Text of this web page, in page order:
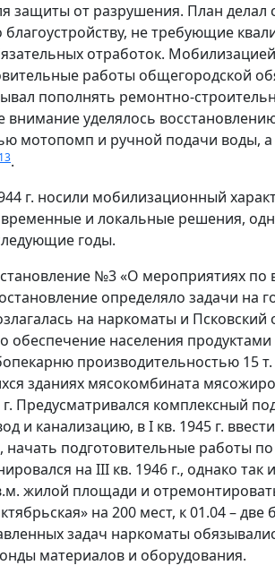
защиты от разрушения. План делал
не требующие
отработок.
работы общегородской
пополнять ремонтно-
уделялось
мотопомп и ручной подачи воды, а
13.
г. носили мобилизационный
временные и локальные решения,
годы.
№3 «О мероприятиях по
определяло задачи на
на наркоматы и
обеспечение населения
производительностью 15 т.
зданиях мясокомбината
г. Предусматривался комплексный
и канализацию, в I кв. 1945 г.
подготовительные работы
на III кв. 1946 г., однако так
жилой площади и
на 200 мест, к 01.04 –
задач наркоматы
материалов и оборудования.